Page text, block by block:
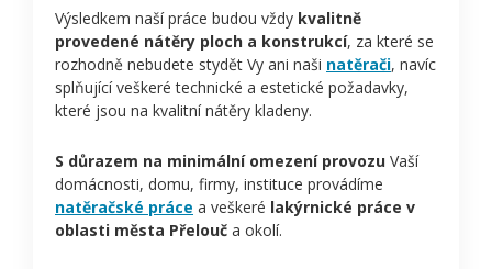
Výsledkem naší práce budou vždy kvalitně
provedené nátěry ploch a konstrukcí, za které se
rozhodně nebudete stydět Vy ani naši natěrači, navíc
splňující veškeré technické a estetické požadavky,
které jsou na kvalitní nátěry kladeny.
S důrazem na minimální omezení provozu Vaší
domácnosti, domu, firmy, instituce provádíme
natěračské práce a veškeré lakýrnické práce v
oblasti města Přelouč a okolí.